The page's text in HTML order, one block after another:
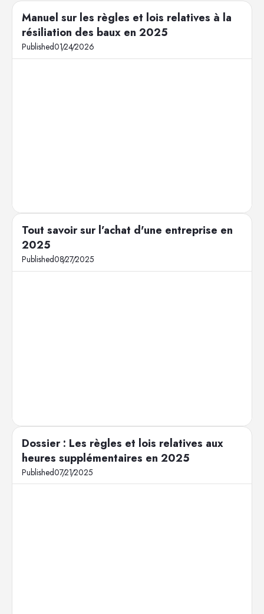
Manuel sur les règles et lois relatives à la
résiliation des baux en 2025
Published01/24/2026
Tout savoir sur l’achat d'une entreprise en
2025
Published08/27/2025
Dossier : Les règles et lois relatives aux
heures supplémentaires en 2025
Published07/21/2025